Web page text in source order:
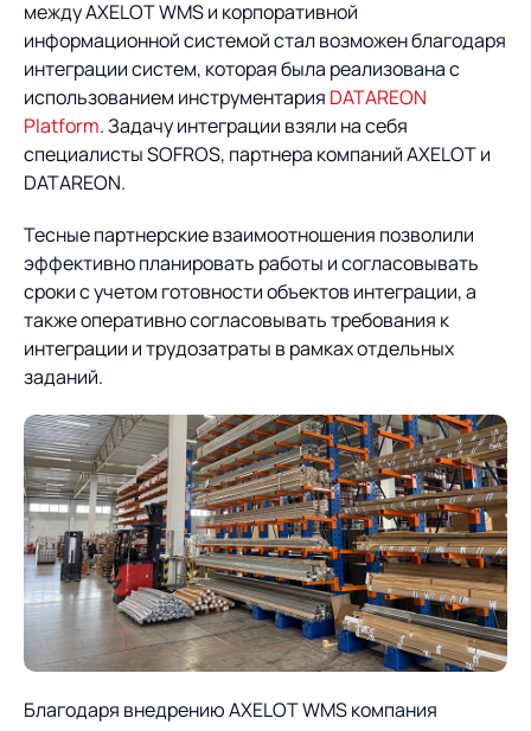
между AXELOT WMS и корпоративной
информационной системой стал возможен благодаря
интеграции систем, которая была реализована с
использованием инструментария DATAREON
Platform. Задачу интеграции взяли на себя
специалисты SOFROS, партнера компаний AXELOT и
DATAREON.
Тесные партнерские взаимоотношения позволили
эффективно планировать работы и согласовывать
сроки с учетом готовности объектов интеграции, а
также оперативно согласовывать требования к
интеграции и трудозатраты в рамках отдельных
заданий.
Благодаря внедрению AXELOT WMS компания